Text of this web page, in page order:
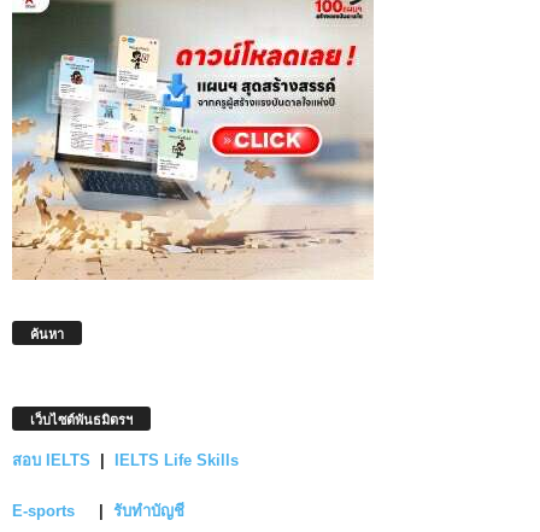
ค้นหา
เว็บไซต์พันธมิตรฯ
สอบ IELTS IELTS Life Skills
E-sports รับทำบัญชี